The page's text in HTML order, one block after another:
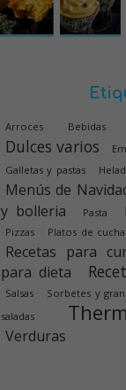
Arroces Bebidas
Dulces varios
Galletas y pastas
Menús de
y bolleria
Pasta
Pizzas Platos de
Recetas para
para dieta
Salsas Sorbetes y
saladas
Verduras